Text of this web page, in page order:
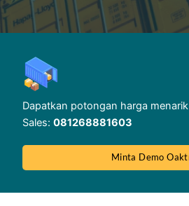
Dapatkan potongan harga
Sales: 081268881603
Minta Demo